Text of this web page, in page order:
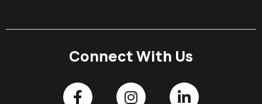
Connect With Us